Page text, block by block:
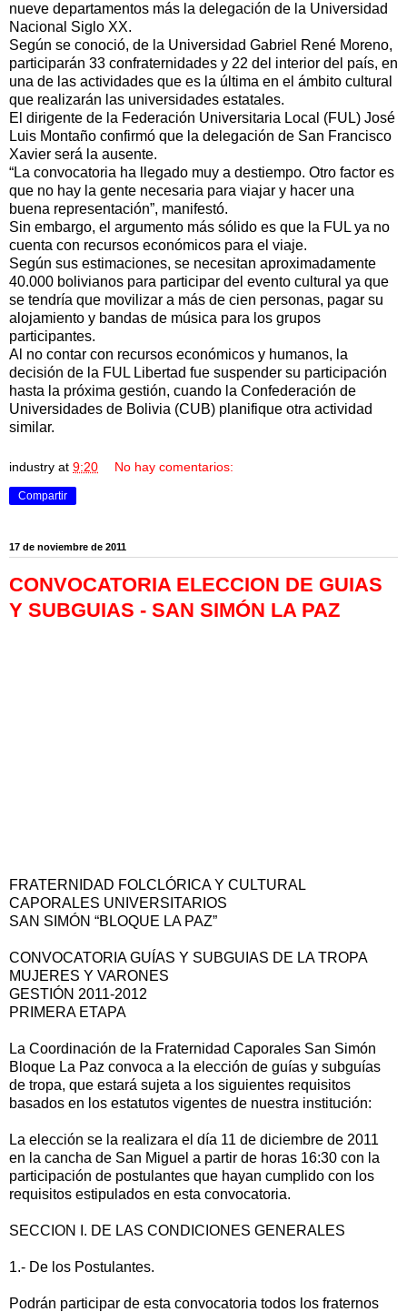
nueve departamentos más la delegación de la Universidad
Nacional Siglo XX.
Según se conoció, de la Universidad Gabriel René Moreno,
participarán 33 confraternidades y 22 del interior del país, en
una de las actividades que es la última en el ámbito cultural
que realizarán las universidades estatales.
El dirigente de la Federación Universitaria Local (FUL) José
Luis Montaño confirmó que la delegación de San Francisco
Xavier será la ausente.
“La convocatoria ha llegado muy a destiempo. Otro factor es
que no hay la gente necesaria para viajar y hacer una
buena representación”, manifestó.
Sin embargo, el argumento más sólido es que la FUL ya no
cuenta con recursos económicos para el viaje.
Según sus estimaciones, se necesitan aproximadamente
40.000 bolivianos para participar del evento cultural ya que
se tendría que movilizar a más de cien personas, pagar su
alojamiento y bandas de música para los grupos
participantes.
Al no contar con recursos económicos y humanos, la
decisión de la FUL Libertad fue suspender su participación
hasta la próxima gestión, cuando la Confederación de
Universidades de Bolivia (CUB) planifique otra actividad
similar.
industry at 9:20 No hay comentarios:
Compartir
17 de noviembre de 2011
CONVOCATORIA ELECCION DE GUIAS
Y SUBGUIAS - SAN SIMÓN LA PAZ
FRATERNIDAD FOLCLÓRICA Y CULTURAL
CAPORALES UNIVERSITARIOS
SAN SIMÓN “BLOQUE LA PAZ”
CONVOCATORIA GUÍAS Y SUBGUIAS DE LA TROPA
MUJERES Y VARONES
GESTIÓN 2011-2012
PRIMERA ETAPA
La Coordinación de la Fraternidad Caporales San Simón
Bloque La Paz convoca a la elección de guías y subguías
de tropa, que estará sujeta a los siguientes requisitos
basados en los estatutos vigentes de nuestra institución:
La elección se la realizara el día 11 de diciembre de 2011
en la cancha de San Miguel a partir de horas 16:30 con la
participación de postulantes que hayan cumplido con los
requisitos estipulados en esta convocatoria.
SECCION I. DE LAS CONDICIONES GENERALES
1.- De los Postulantes.
Podrán participar de esta convocatoria todos los fraternos